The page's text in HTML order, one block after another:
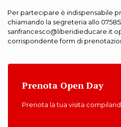
Per partecipare è indispensabile
chiamando la segreteria allo
sanfrancesco@liberidieducare.it
corrispondente form di
Prenota Open Day
Prenota la tua visita